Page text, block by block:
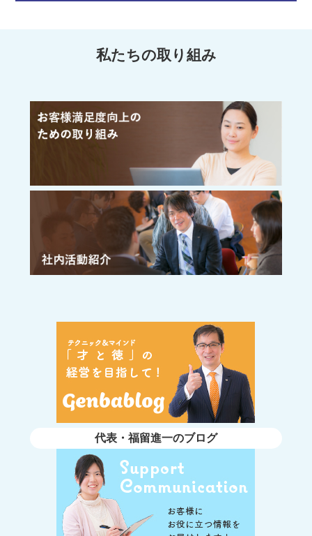
私たちの取り組み
代表・福留進一のブログ